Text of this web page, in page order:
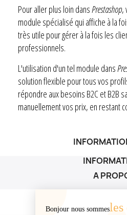
Pour aller plus loin dansPrestashop,
module spécialisé qui affiche à la
très utile pour gérer à la fois les
professionnels.
L'utilisation d'un tel module dans
solution flexible pour tous vos
répondre aux besoins B2C et B2B
manuellement vos prix, en restant
A
A PROPOS
Bonjour nous sommesles